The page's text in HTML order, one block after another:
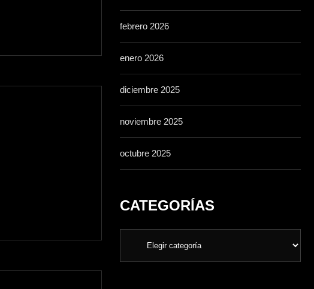
febrero 2026
enero 2026
diciembre 2025
noviembre 2025
octubre 2025
CATEGORÍAS